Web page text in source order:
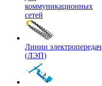
коммуникационных
сетей
Линии электропередач
(ЛЭП)